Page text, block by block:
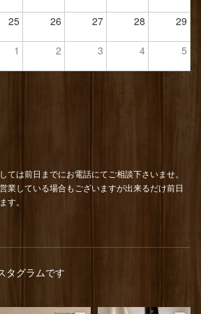
25 26 27 28 29
1 2 3 4 5
ては前日までにお電話にてご相談下さいませ。
業している場合もございますが出来るだけ前日
す。
タグラムです